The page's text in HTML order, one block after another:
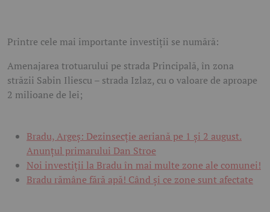
Printre cele mai importante investiții se numără:
Amenajarea trotuarului pe strada Principală, în zona
străzii Sabin Iliescu – strada Izlaz, cu o valoare de aproape
2 milioane de lei;
Bradu, Argeș: Dezinsecție aeriană pe 1 și 2 august.
Anunțul primarului Dan Stroe
Noi investiții la Bradu în mai multe zone ale comunei!
Bradu rămâne fără apă! Când și ce zone sunt afectate